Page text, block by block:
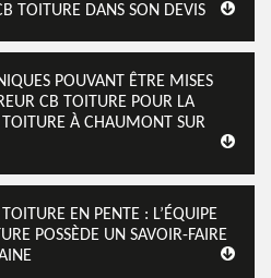
TOITURE DANS SON DEVIS
POUVANT ÊTRE MISES
CB TOITURE POUR LA
TOITURE À CHAUMONT SUR
EN PENTE : L’ÉQUIPE
POSSÈDE UN SAVOIR-FAIRE